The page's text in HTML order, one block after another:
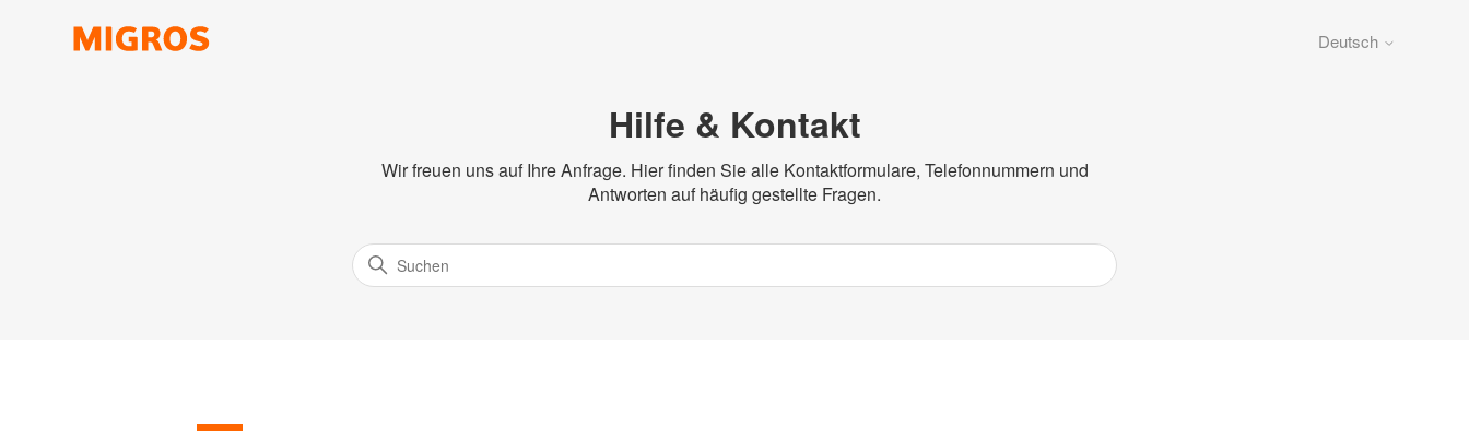
Deutsch
Hilfe & Kontakt
Wir freuen uns auf Ihre Anfrage. Hier finden Sie alle Kontaktformulare, Telefonnummern und
Antworten auf häufig gestellte Fragen.